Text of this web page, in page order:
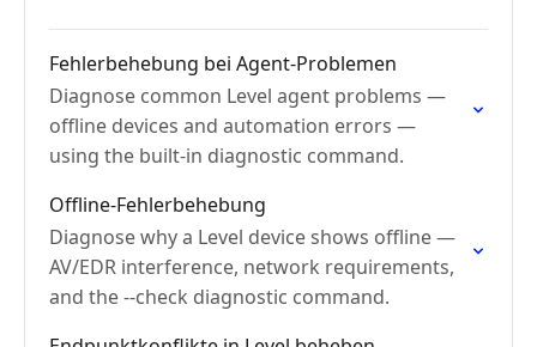
Fehlerbehebung bei Agent-Problemen
Diagnose common Level agent problems —
offline devices and automation errors —
using the built-in diagnostic command.
Offline-Fehlerbehebung
Diagnose why a Level device shows offline —
AV/EDR interference, network requirements,
and the --check diagnostic command.